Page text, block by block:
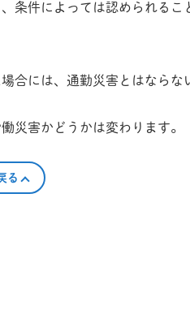
条件によっては認められるこ
合には、通勤災害とはならな
災害かどうかは変わります。
る